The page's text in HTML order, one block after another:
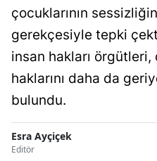
çocuklarının
gerekçesiyle tepki
insan hakları örgütleri,
haklarını daha da
bulundu.
Esra Ayçiçek
Editör